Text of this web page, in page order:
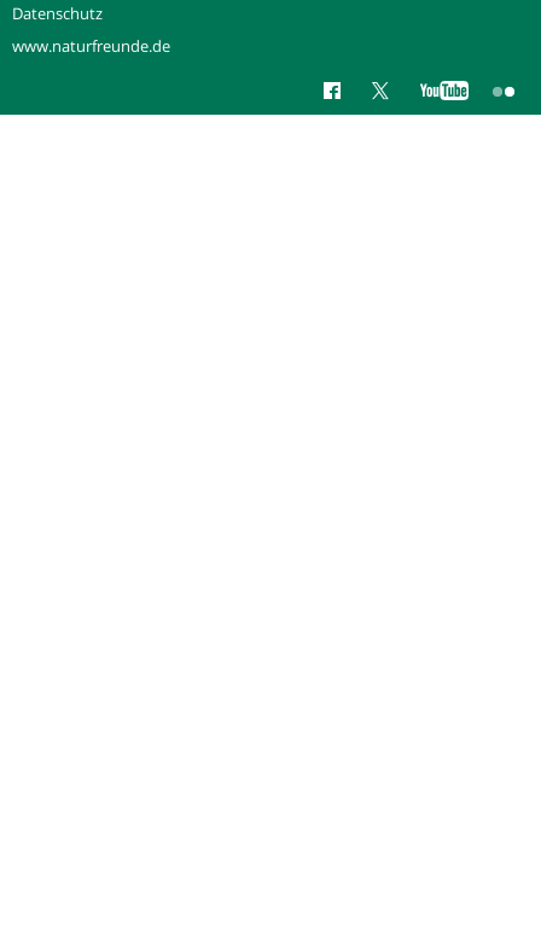
Datenschutz
www.naturfreunde.de